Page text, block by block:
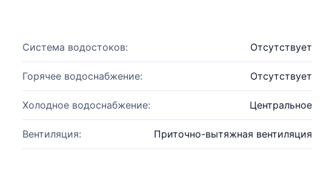
Система водостоков: Отсутствует
Горячее водоснабжение: Отсутствует
Холодное водоснабжение: Центральное
Вентиляция: Приточно-вытяжная вентиляция